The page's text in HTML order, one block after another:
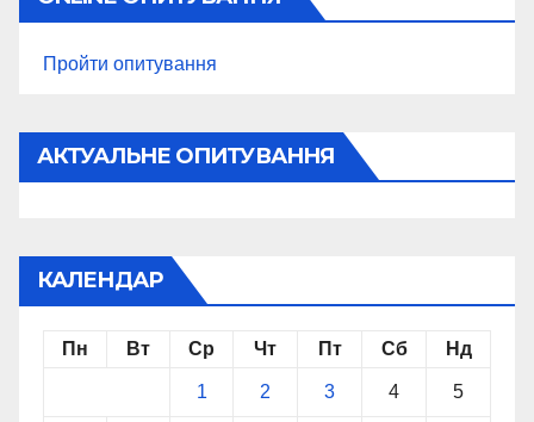
Пройти опитування
АКТУАЛЬНЕ ОПИТУВАННЯ
КАЛЕНДАР
Пн Вт Ср Чт Пт Сб Нд
1 2 3 4 5